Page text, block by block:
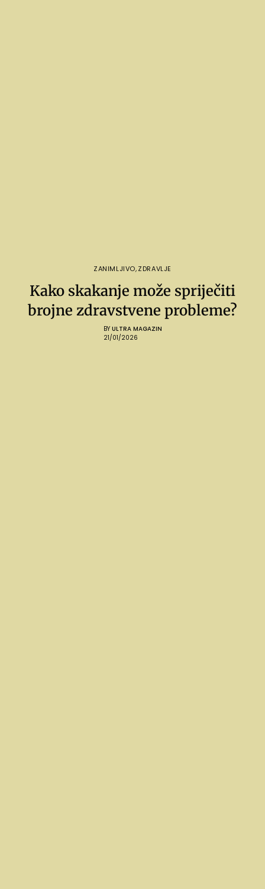
ZANIMLJIVO,ZDRAVLJE
Kako skakanje može spriječiti
brojne zdravstvene probleme?
BY ULTRA MAGAZIN
21/01/2026